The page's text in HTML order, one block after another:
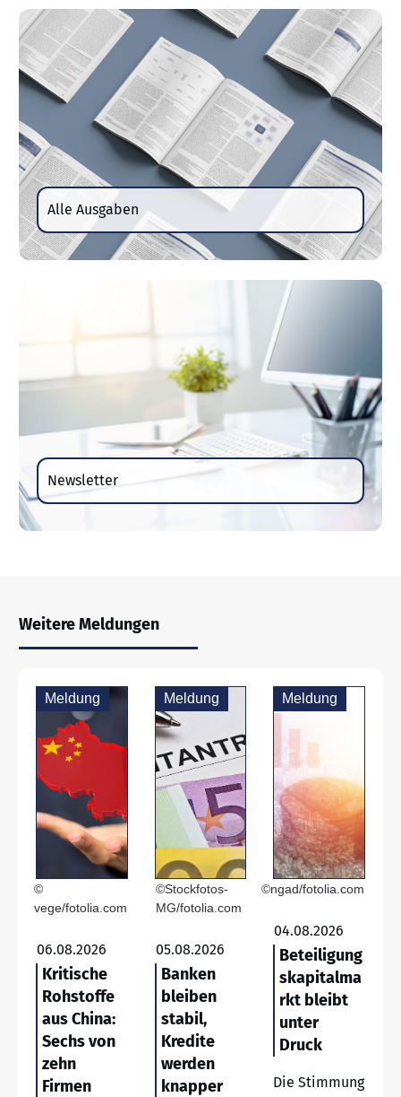
Alle Ausgaben
Newsletter
Weitere Meldungen
Meldung
©
vege/fotolia.com
06.08.2026
Kritische
Rohstoffe
aus China:
Sechs von
zehn
Firmen
Meldung
©Stockfotos-
MG/fotolia.com
05.08.2026
Banken
bleiben
stabil,
Kredite
werden
knapper
Meldung
©ngad/fotolia.com
04.08.2026
Beteiligung
skapitalma
rkt bleibt
unter
Druck
Die Stimmung